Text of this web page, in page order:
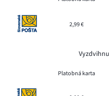
2,99 €
Platobná karta